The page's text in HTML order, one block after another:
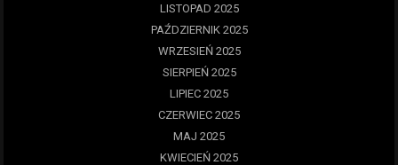
LISTOPAD 2025
PAŹDZIERNIK 2025
WRZESIEŃ 2025
SIERPIEŃ 2025
LIPIEC 2025
CZERWIEC 2025
MAJ 2025
KWIECIEŃ 2025